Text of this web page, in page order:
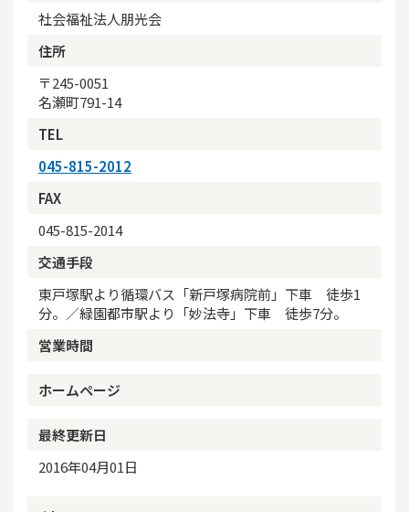
社会福祉法人朋光会
住所
〒245-0051
名瀬町791-14
TEL
045-815-2012
FAX
045-815-2014
交通手段
東戸塚駅より循環バス「新戸塚病院前」下車 徒歩1
分。／緑園都市駅より「妙法寺」下車 徒歩7分。
営業時間
ホームページ
最終更新日
2016年04月01日